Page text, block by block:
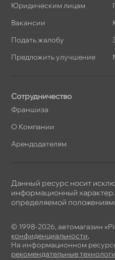
Юридическим лицам
акансии
Подать жалобу
Предложить улучшение
Сотрудничество
Франшиза
О Компании
Арендодателям
© 1998-2026, автомагазин
конфиденциальности,
На информационном
рекомендательные
Данный ресурс носит
информационный
определяемой